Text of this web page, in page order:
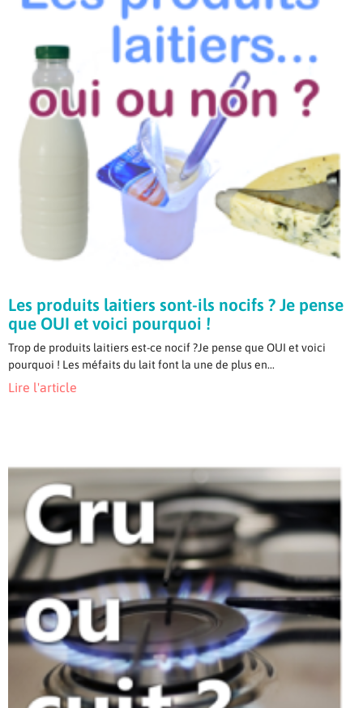
Les produits laitiers sont-ils nocifs ? Je pense
que OUI et voici pourquoi !
Trop de produits laitiers est-ce nocif ?Je pense que OUI et voici
pourquoi ! Les méfaits du lait font la une de plus en...
Lire l'article